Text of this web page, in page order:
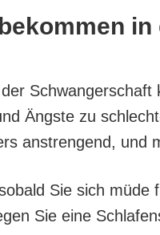
in
Schwangerschaft
Ängste zu
anstrengend, und
Sie sich müde
Sie eine